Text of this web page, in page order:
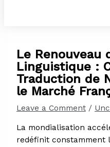
Le Renouveau
Linguistique :
Traduction de
le Marché
Leave a Comment /
La mondialisation
redéfinit constamment